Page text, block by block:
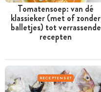
Tomatensoep: van dé
klassieker (met of zonder
balletjes) tot verrassende
recepten
RECEPTENSET